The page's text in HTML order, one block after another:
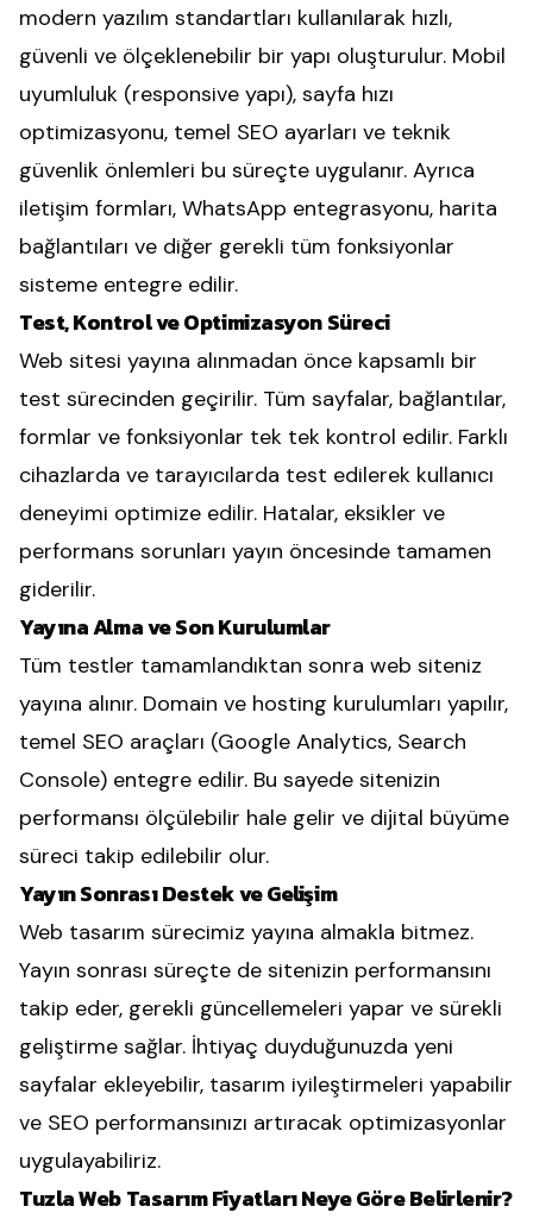
modern yazılım standartları kullanılarak hızlı,
güvenli ve ölçeklenebilir bir yapı oluşturulur. Mobil
uyumluluk (responsive yapı), sayfa hızı
optimizasyonu, temel SEO ayarları ve teknik
güvenlik önlemleri bu süreçte uygulanır. Ayrıca
iletişim formları, WhatsApp entegrasyonu, harita
bağlantıları ve diğer gerekli tüm fonksiyonlar
sisteme entegre edilir.
Test, Kontrol ve Optimizasyon Süreci
Web sitesi yayına alınmadan önce kapsamlı bir
test sürecinden geçirilir. Tüm sayfalar, bağlantılar,
formlar ve fonksiyonlar tek tek kontrol edilir. Farklı
cihazlarda ve tarayıcılarda test edilerek kullanıcı
deneyimi optimize edilir. Hatalar, eksikler ve
performans sorunları yayın öncesinde tamamen
giderilir.
Yayına Alma ve Son Kurulumlar
Tüm testler tamamlandıktan sonra web siteniz
yayına alınır. Domain ve hosting kurulumları yapılır,
temel SEO araçları (Google Analytics, Search
Console) entegre edilir. Bu sayede sitenizin
performansı ölçülebilir hale gelir ve dijital büyüme
süreci takip edilebilir olur.
Yayın Sonrası Destek ve Gelişim
Web tasarım sürecimiz yayına almakla bitmez.
Yayın sonrası süreçte de sitenizin performansını
takip eder, gerekli güncellemeleri yapar ve sürekli
geliştirme sağlar. İhtiyaç duyduğunuzda yeni
sayfalar ekleyebilir, tasarım iyileştirmeleri yapabilir
ve SEO performansınızı artıracak optimizasyonlar
uygulayabiliriz.
Tuzla Web Tasarım Fiyatları Neye Göre Belirlenir?